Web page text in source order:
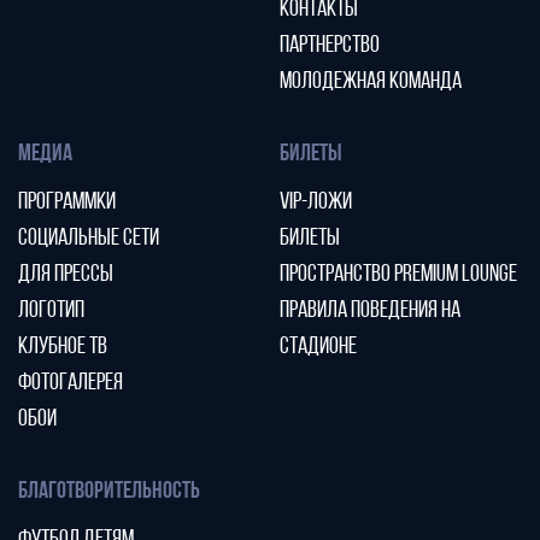
КОНТАКТЫ
ПАРТНЕРСТВО
МОЛОДЕЖНАЯ КОМАНДА
МЕДИА
ПРОГРАММКИ
СОЦИАЛЬНЫЕ СЕТИ
ДЛЯ ПРЕССЫ
ЛОГОТИП
КЛУБНОЕ ТВ
ФОТОГАЛЕРЕЯ
ОБОИ
БИЛЕТЫ
VIP-ЛОЖИ
БИЛЕТЫ
ПРОСТРАНСТВО PREMIUM LOUNGE
ПРАВИЛА ПОВЕДЕНИЯ НА
СТАДИОНЕ
БЛАГОТВОРИТЕЛЬНОСТЬ